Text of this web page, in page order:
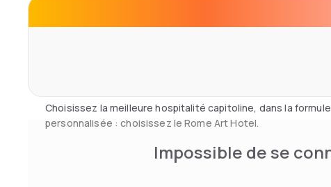
Nos chambres soigneusement aménagées, conçues pour
et tranquillité, feront de votre séjour un moment exclusif.
La situation privilégiée de l'hôtel et sa présence dans la zone
Choisissez la meilleure hospitalité capitoline, dans la
personnalisée : choisissez le Rome Art Hotel.
Impossible de se